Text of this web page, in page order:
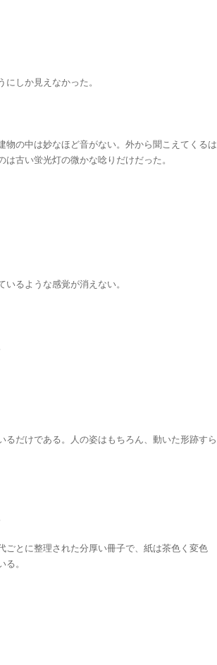
しか見えなかった。
の中は妙なほど音がない。外から聞こえてくるは
古い蛍光灯の微かな唸りだけだった。
るような感覚が消えない。
だけである。人の姿はもちろん、動いた形跡すら
とに整理された分厚い冊子で、紙は茶色く変色
。